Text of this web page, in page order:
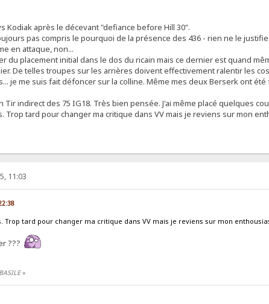
Kodiak après le décevant "defiance before Hill 30".
pas compris le pourquoi de la présence des 436 - rien ne le
en attaque, non...
du placement initial dans le dos du ricain mais ce dernier est quand
De telles troupes sur les arrières doivent effectivement ralentir les
je me suis fait défoncer sur la colline. Même mes deux Berserk ont
Tir indirect des 75 IG18. Très bien pensée. J'ai même placé quelques
tard pour changer ma critique dans VV mais je reviens sur mon
11:03
Trop tard pour changer ma critique dans VV mais je reviens sur mon
???
»